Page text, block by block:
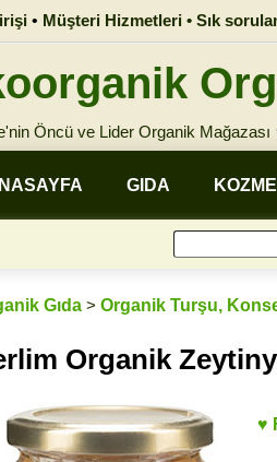
• Müşteri Hizmetleri • Sık
Öncü ve Lider Organik Mağazası
GIDA
Gıda > Organik Turşu,
Organik
♥